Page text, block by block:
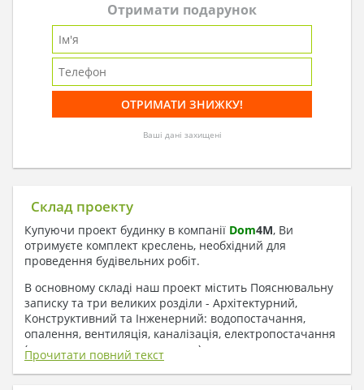
Отримати подарунок
Ваші дані захищені
Склад проекту
Купуючи проект будинку в компанії Dom4M, Ви
отримуєте комплект креслень, необхідний для
проведення будівельних робіт.
В основному складі наш проект містить Пояснювальну
записку та три великих розділи - Архітектурний,
Конструктивний та Інженерний: водопостачання,
опалення, вентиляція, каналізація, електропостачання
( купується за додаткову плату ).
1. До складу Архітектурного розділу
Прочитати повний текст